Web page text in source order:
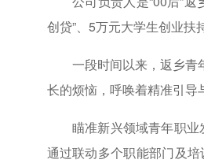
创贷”、5万元大学生创业
一段时间以来，返乡青
长的烦恼，呼唤着精准引导
瞄准新兴领域青年职业发
通过联动多个职能部门及